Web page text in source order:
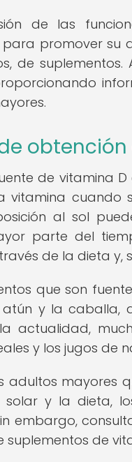
de las
promover su
de
de vitamina
vitamina cuando
al sol
parte del
de la dieta y,
que son
atún y la caballa,
actualidad,
y los jugos de
adultos mayores
solar y la dieta,
embargo,
de